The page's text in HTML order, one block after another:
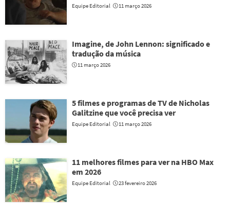
Equipe Editorial 11 março 2026
Imagine, de John Lennon: significado e
tradução da música
11 março 2026
5 filmes e programas de TV de Nicholas
Galitzine que você precisa ver
Equipe Editorial 11 março 2026
11 melhores filmes para ver na HBO Max
em 2026
Equipe Editorial 23 fevereiro 2026